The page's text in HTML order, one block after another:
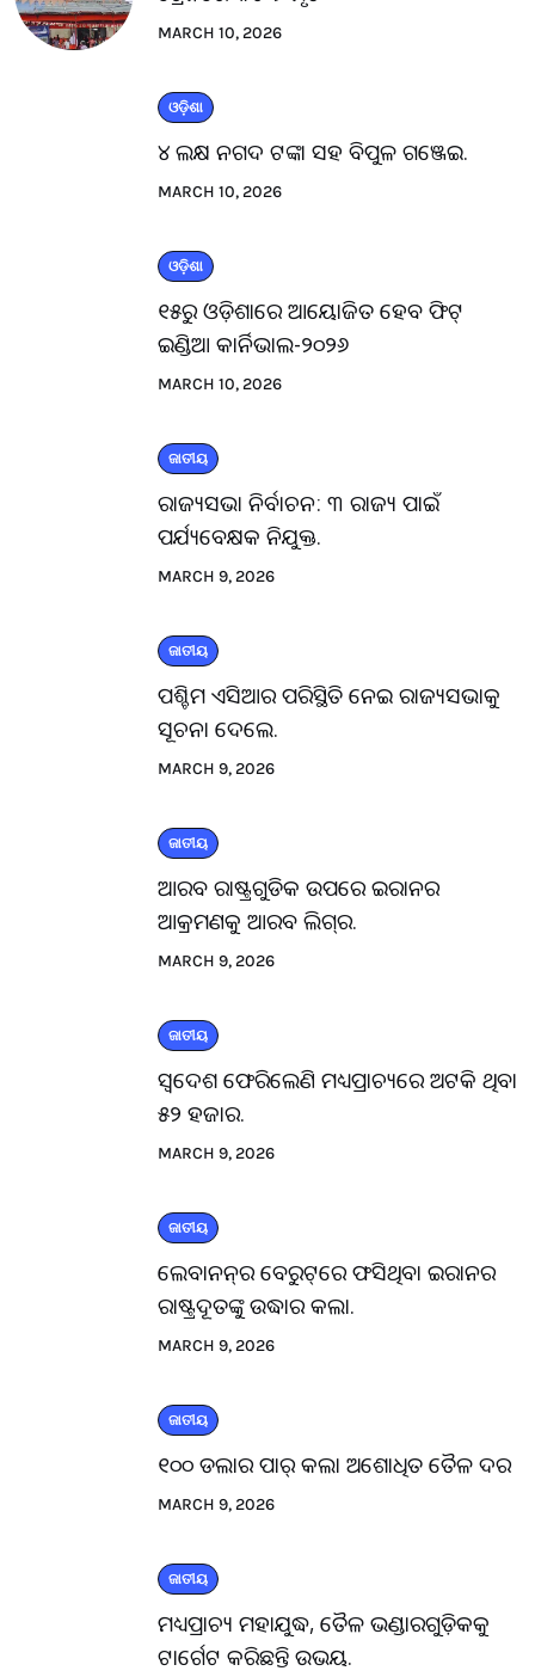
MARCH 10, 2026
ଓଡ଼ିଶା
୪ ଲକ୍ଷ ନଗଦ ଟଙ୍କା ସହ ବିପୁଳ ଗଞ୍ଜେଇ.
MARCH 10, 2026
ଓଡ଼ିଶା
୧୫ରୁ ଓଡ଼ିଶାରେ ଆୟୋଜିତ ହେବ ଫିଟ୍
ଇଣ୍ଡିଆ କାର୍ନିଭାଲ-୨୦୨୬
MARCH 10, 2026
ଜାତୀୟ
ରାଜ୍ୟସଭା ନିର୍ବାଚନ: ୩ ରାଜ୍ୟ ପାଇଁ
ପର୍ଯ୍ୟବେକ୍ଷକ ନିଯୁକ୍ତ.
MARCH 9, 2026
ଜାତୀୟ
ପଶ୍ଚିମ ଏସିଆର ପରିସ୍ଥିତି ନେଇ ରାଜ୍ୟସଭାକୁ
ସୂଚନା ଦେଲେ.
MARCH 9, 2026
ଜାତୀୟ
ଆରବ ରାଷ୍ଟ୍ରଗୁଡିକ ଉପରେ ଇରାନର
ଆକ୍ରମଣକୁ ଆରବ ଲିଗ୍‌ର.
MARCH 9, 2026
ଜାତୀୟ
ସ୍ବଦେଶ ଫେରିଲେଣି ମଧ୍ୟପ୍ରାଚ୍ୟରେ ଅଟକି ଥିବା
୫୨ ହଜାର.
MARCH 9, 2026
ଜାତୀୟ
ଲେବାନନ୍‌ର ବେରୁଟ୍‌ରେ ଫସିଥିବା ଇରାନର
ରାଷ୍ଟ୍ରଦୂତଙ୍କୁ ଉଦ୍ଧାର କଲା.
MARCH 9, 2026
ଜାତୀୟ
୧୦୦ ଡଲାର ପାର୍ କଲା ଅଶୋଧିତ ତୈଳ ଦର
MARCH 9, 2026
ଜାତୀୟ
ମଧ୍ୟପ୍ରାଚ୍ୟ ମହାଯୁଦ୍ଧ, ତୈଳ ଭଣ୍ଡାରଗୁଡ଼ିକକୁ
ଟାର୍ଗେଟ କରିଛନ୍ତି ଉଭୟ.